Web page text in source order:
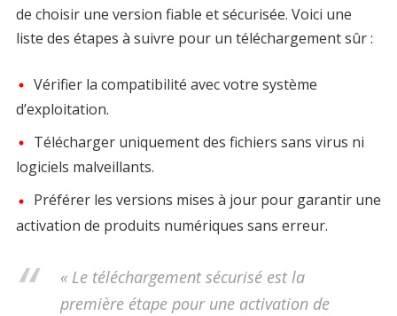
de choisir une version fiable et sécurisée. Voici une
liste des étapes à suivre pour un téléchargement sûr :
Vérifier la compatibilité avec votre système
d’exploitation.
Télécharger uniquement des fichiers sans virus ni
logiciels malveillants.
Préférer les versions mises à jour pour garantir une
activation de produits numériques sans erreur.
« Le téléchargement sécurisé est la
première étape pour une activation de